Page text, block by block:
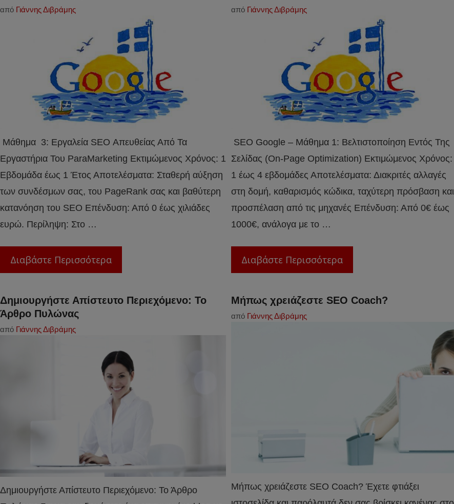
από Γιάννης Διβράμης
Μάθημα 3: Εργαλεία SEO Απευθείας Από Τα
Εργαστήρια Του ParaMarketing Εκτιμώμενος Χρόνος: 1
Εβδομάδα έως 1 Έτος Αποτελέσματα: Σταθερή αύξηση
των συνδέσμων σας, του PageRank σας και βαθύτερη
κατανόηση του SEO Επένδυση: Από 0 έως χιλιάδες
ευρώ. Περίληψη: Στο …
Διαβάστε Περισσότερα
από Γιάννης Διβράμης
SEO Google – Μάθημα 1: Βελτιστοποίηση Εντός Της
Σελίδας (On-Page Optimization) Εκτιμώμενος Χρόνος:
1 έως 4 εβδομάδες Αποτελέσματα: Διακριτές αλλαγές
στη δομή, καθαρισμός κώδικα, ταχύτερη πρόσβαση και
προσπέλαση από τις μηχανές Επένδυση: Από 0€ έως
1000€, ανάλογα με το …
Διαβάστε Περισσότερα
Δημιουργήστε Απίστευτο Περιεχόμενο: Το
Άρθρο Πυλώνας
από Γιάννης Διβράμης
Δημιουργήστε Απίστευτο Περιεχόμενο: Το Άρθρο
Μήπως χρειάζεστε SEO Coach?
από Γιάννης Διβράμης
Μήπως χρειάζεστε SEO Coach? Έχετε φτιάξει